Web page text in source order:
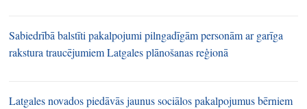
Sabiedrībā balstīti pakalpojumi pilngadīgām personām ar garīga
rakstura traucējumiem Latgales plānošanas reģionā
Latgales novados piedāvās jaunus sociālos pakalpojumus bērniem